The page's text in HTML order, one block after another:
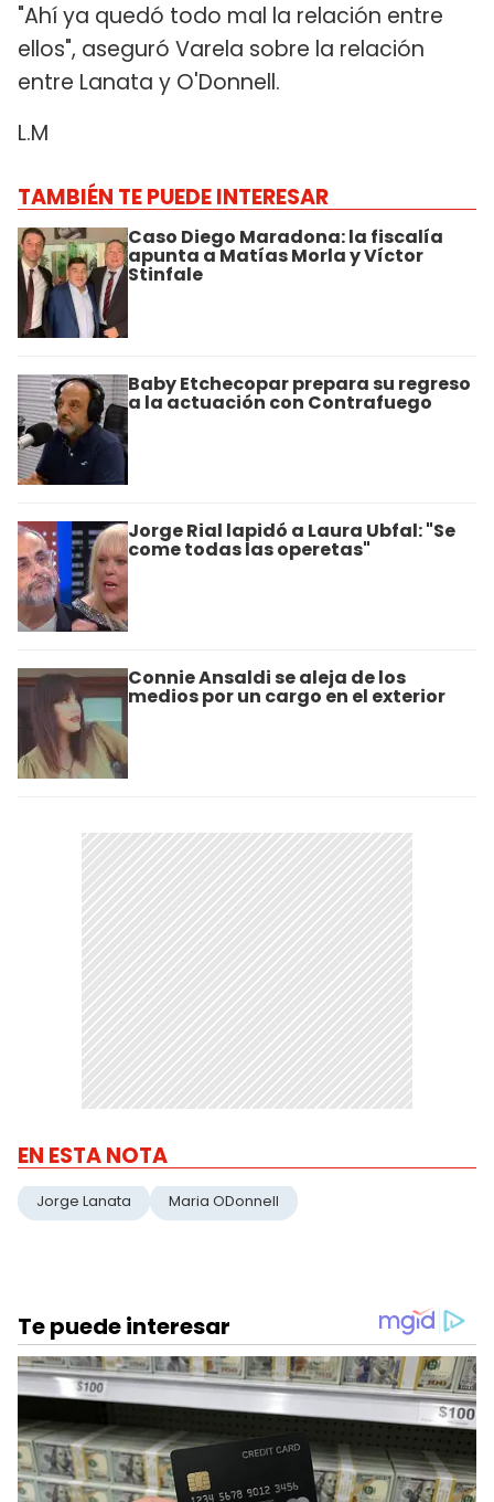
"Ahí ya quedó todo mal la relación entre
ellos", aseguró Varela sobre la relación
entre Lanata y O'Donnell.
L.M
TAMBIÉN TE PUEDE INTERESAR
Caso Diego Maradona: la fiscalía
apunta a Matías Morla y Víctor
Stinfale
Baby Etchecopar prepara su regreso
a la actuación con Contrafuego
Jorge Rial lapidó a Laura Ubfal: "Se
come todas las operetas"
Connie Ansaldi se aleja de los
medios por un cargo en el exterior
EN ESTA NOTA
Jorge Lanata Maria ODonnell